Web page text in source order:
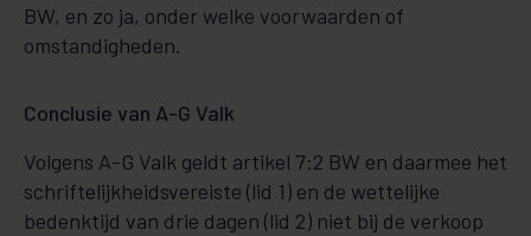
BW, en zo ja, onder welke voorwaarden of
omstandigheden.
Conclusie van A-G Valk
Volgens A-G Valk geldt artikel 7:2 BW en daarmee het
schriftelijkheidsvereiste (lid 1) en de wettelijke
bedenktijd van drie dagen (lid 2) niet bij de verkoop